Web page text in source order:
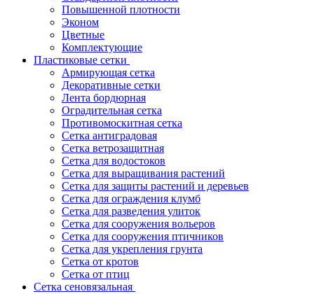
Повышенной плотности
Эконом
Цветные
Комплектующие
Пластиковые сетки
Армирующая сетка
Декоративные сетки
Лента бордюрная
Оградительная сетка
Противомоскитная сетка
Сетка антиградовая
Сетка ветрозащитная
Сетка для водостоков
Сетка для выращивания растений
Сетка для защиты растений и деревьев
Сетка для ограждения клумб
Сетка для разведения улиток
Сетка для сооружения вольеров
Сетка для сооружения птичников
Сетка для укрепления грунта
Сетка от кротов
Сетка от птиц
Сетка сеновязальная